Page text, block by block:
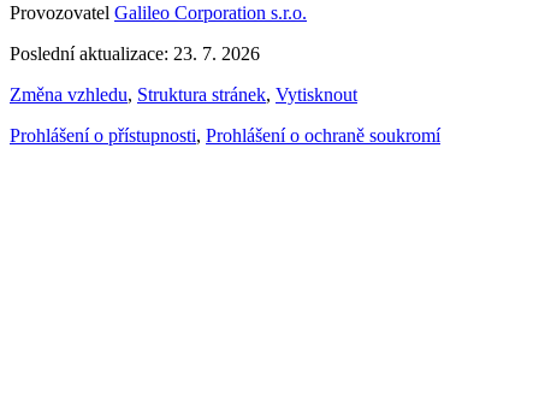
Provozovatel Galileo Corporation s.r.o.
Poslední aktualizace: 23. 7. 2026
Změna vzhledu, Struktura stránek, Vytisknout
Prohlášení o přístupnosti, Prohlášení o ochraně soukromí